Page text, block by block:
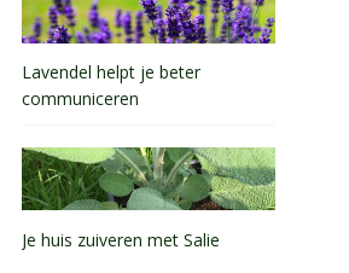
Lavendel helpt je beter
communiceren
Je huis zuiveren met Salie